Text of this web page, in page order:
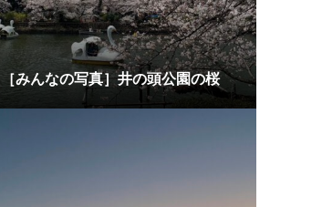
［みんなの写真］井の頭公園の桜